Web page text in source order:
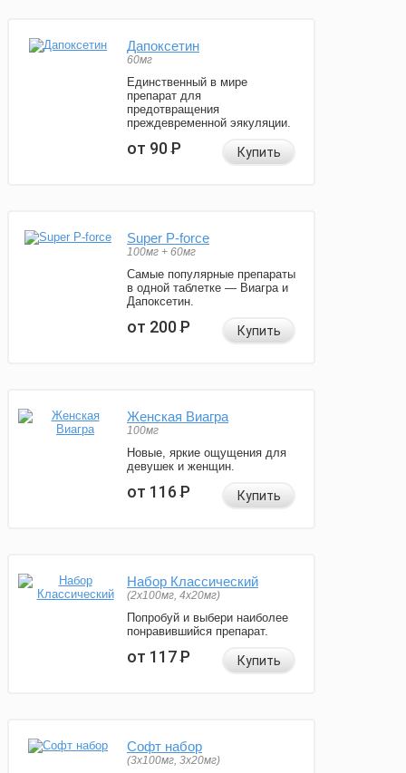
Дапоксетин
60мг
Единственный в мире
препарат для
предотвращения
преждевременной эякуляции.
от 90Р Купить
Super P-force
100мг + 60мг
Самые популярные препараты
в одной таблетке — Виагра и
Дапоксетин.
от 200Р Купить
Женская Виагра
100мг
Новые, яркие ощущения для
девушек и женщин.
от 116Р Купить
Набор Классический
(2x100мг, 4x20мг)
Попробуй и выбери наиболее
понравившийся препарат.
от 117Р Купить
Софт набор
(3x100мг, 3x20мг)